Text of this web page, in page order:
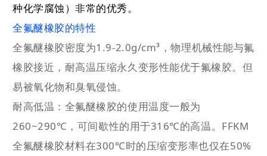
种化学腐蚀）非常的优秀。
全氟醚橡胶的特性
全氟醚橡胶密度为1.9-2.0g/cm³，物理机械性能与氟
橡胶接近，耐高温压缩永久变形性能优于氟橡胶。但
易被氧化物和臭氧侵蚀。
耐高低温：全氟醚橡胶的使用温度一般为
260~290℃，可间歇性的用于316℃的高温。FFKM
全氟醚橡胶材料在300℃时的压缩变形率也仅在50%